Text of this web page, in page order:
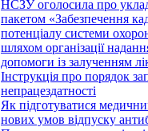
НСЗУ оголосила про
пакетом «Забезпечення
потенціалу системи
шляхом організації
допомоги із залученням
Інструкція про порядок
непрацездатності
Як підготуватися
нових умов відпуску